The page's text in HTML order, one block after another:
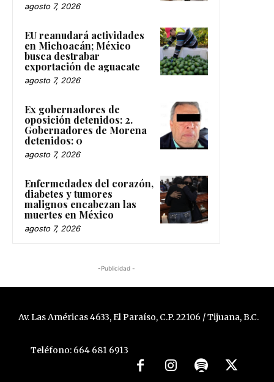
agosto 7, 2026
EU reanudará actividades
en Michoacán; México
busca destrabar
exportación de aguacate
agosto 7, 2026
Ex gobernadores de
oposición detenidos: 2.
Gobernadores de Morena
detenidos: 0
agosto 7, 2026
Enfermedades del corazón,
diabetes y tumores
malignos encabezan las
muertes en México
agosto 7, 2026
-Publicidad -
Av. Las Américas 4633, El Paraíso, C.P. 22106 / Tijuana, B.C.
Teléfono: 664 681 6913